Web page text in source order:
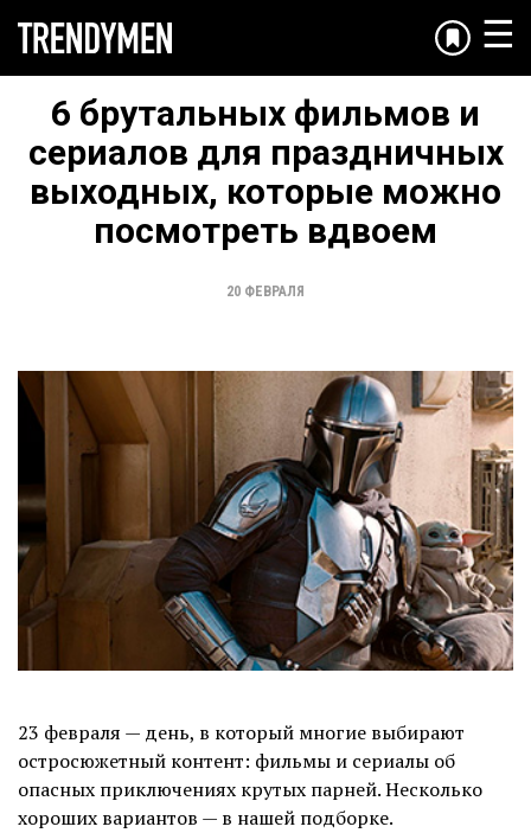
☰
6 брутальных фильмов и
сериалов для праздничных
выходных, которые можно
посмотреть вдвоем
20 ФЕВРАЛЯ
23 февраля — день, в который многие выбирают
остросюжетный контент: фильмы и сериалы об
опасных приключениях крутых парней. Несколько
хороших вариантов — в нашей подборке.